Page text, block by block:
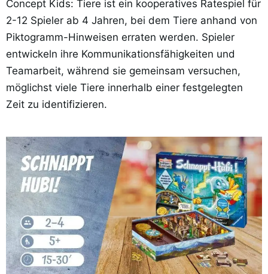
Concept Kids: Tiere ist ein kooperatives Ratespiel für
2-12 Spieler ab 4 Jahren, bei dem Tiere anhand von
Piktogramm-Hinweisen erraten werden. Spieler
entwickeln ihre Kommunikationsfähigkeiten und
Teamarbeit, während sie gemeinsam versuchen,
möglichst viele Tiere innerhalb einer festgelegten
Zeit zu identifizieren.